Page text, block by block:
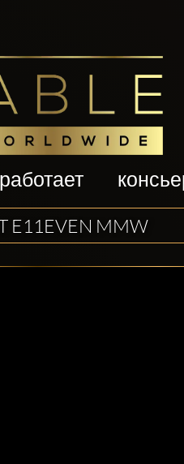
E11EVEN MMW